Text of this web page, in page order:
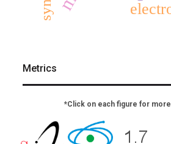
Metrics
*Click on each figure for